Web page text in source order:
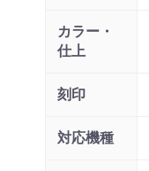
カラー・
仕上
刻印
対応機種